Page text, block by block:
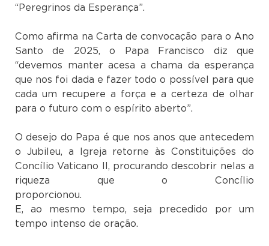
“Peregrinos da Esperança”.
Como afirma na Carta de convocação para o Ano
Santo de 2025, o Papa Francisco diz que
“devemos manter acesa a chama da esperança
que nos foi dada e fazer todo o possível para que
cada um recupere a força e a certeza de olhar
para o futuro com o espírito aberto”.
O desejo do Papa é que nos anos que antecedem
o Jubileu, a Igreja retorne às Constituições do
Concílio Vaticano II, procurando descobrir nelas a
riqueza que o Concílio
E, ao mesmo tempo, seja precedido por um
tempo intenso de oração.